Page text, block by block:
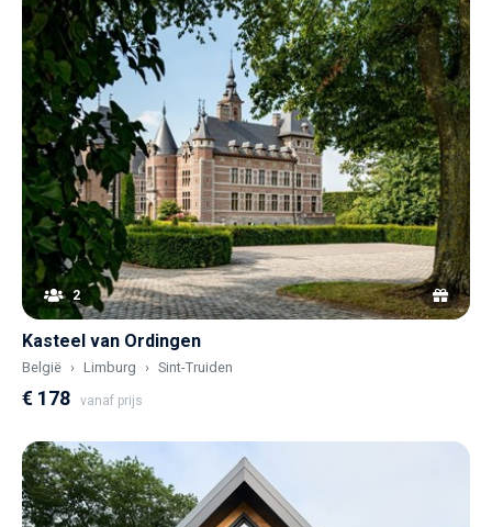
2
Kasteel van Ordingen
België Limburg Sint-Truiden
€ 178 vanaf prijs